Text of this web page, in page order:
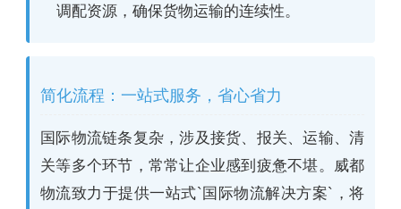
调配资源，确保货物运输的连续性。
简化流程：一站式服务，省心省力
国际物流链条复杂，涉及接货、报关、运输、清
关等多个环节，常常让企业感到疲惫不堪。威都
物流致力于提供一站式`国际物流解决方案`，将